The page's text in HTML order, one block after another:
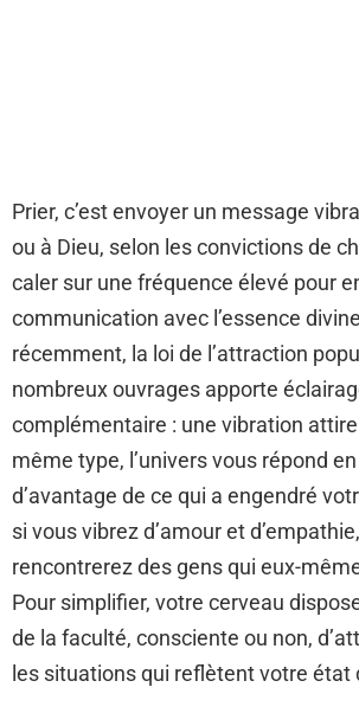
Prier, c’est envoyer un message
ou à Dieu, selon les convictions de
caler sur une fréquence élevé pour
communication avec l’essence
récemment, la loi de l’attraction
nombreux ouvrages apporte
complémentaire : une vibration
même type, l’univers vous répond
d’avantage de ce qui a engendré
si vous vibrez d’amour et
rencontrerez des gens qui eux-
Pour simplifier, votre cerveau
de la faculté, consciente ou non,
les situations qui reflètent votre état